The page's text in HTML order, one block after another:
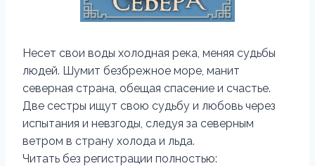
Несет свои воды холодная река, меняя судьбы
людей. Шумит безбрежное море, манит
северная страна, обещая спасение и счастье.
Две сестры ищут свою судьбу и любовь через
испытания и невзгоды, следуя за северным
ветром в страну холода и льда.
Читать без регистрации полностью: